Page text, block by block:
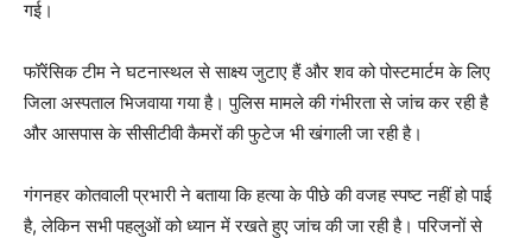
गई।
फॉरेंसिक टीम ने घटनास्थल से साक्ष्य जुटाए हैं और शव को पोस्टमार्टम के लिए
जिला अस्पताल भिजवाया गया है। पुलिस मामले की गंभीरता से जांच कर रही है
और आसपास के सीसीटीवी कैमरों की फुटेज भी खंगाली जा रही है।
गंगनहर कोतवाली प्रभारी ने बताया कि हत्या के पीछे की वजह स्पष्ट नहीं हो पाई
है, लेकिन सभी पहलुओं को ध्यान में रखते हुए जांच की जा रही है। परिजनों से